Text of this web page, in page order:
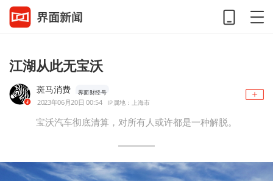
江湖从此无宝沃
斑马消费 界面财经号
2023年06月20日 00:54 IP属地：上海市
宝沃汽车彻底清算，对所有人或许都是一种解脱。